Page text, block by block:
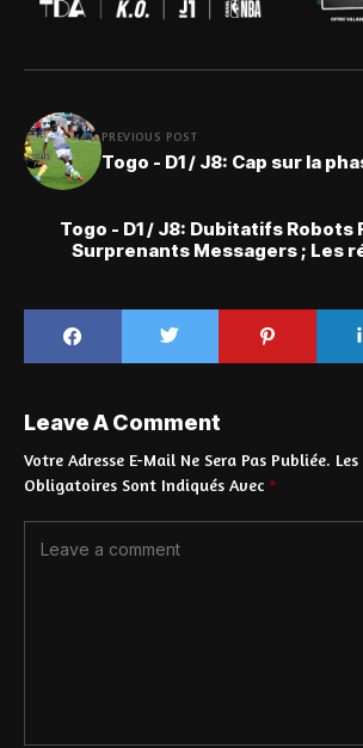
PREVIOUS POST
Togo - D1 / J8: Cap sur la
Togo - D1 / J8: Dubitatifs Robots
Surprenants Messagers ; Les
Leave A Comment
Votre Adresse E-Mail Ne Sera Pas Publiée.
Obligatoires Sont Indiqués Avec *